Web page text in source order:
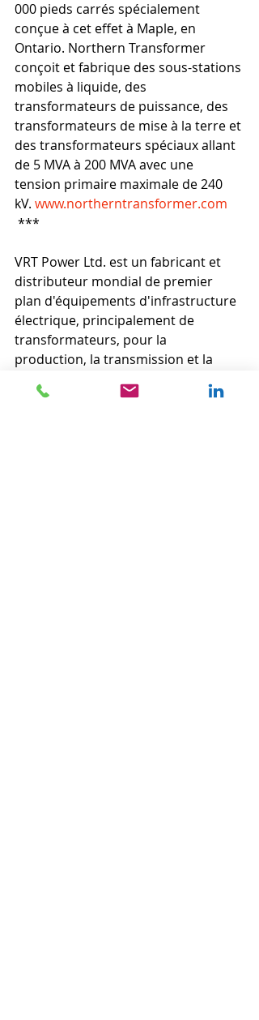
000 pieds carrés spécialement
conçue à cet effet à Maple, en
Ontario. Northern Transformer
conçoit et fabrique des sous-stations
mobiles à liquide, des
transformateurs de puissance, des
transformateurs de mise à la terre et
des transformateurs spéciaux allant
de 5 MVA à 200 MVA avec une
tension primaire maximale de 240
kV. www.northerntransformer.com
***
VRT Power Ltd. est un fabricant et
distributeur mondial de premier
plan d'équipements d'infrastructure
électrique, principalement de
transformateurs, pour la
production, la transmission et la
a été fondée en 1941. L'entreprise a